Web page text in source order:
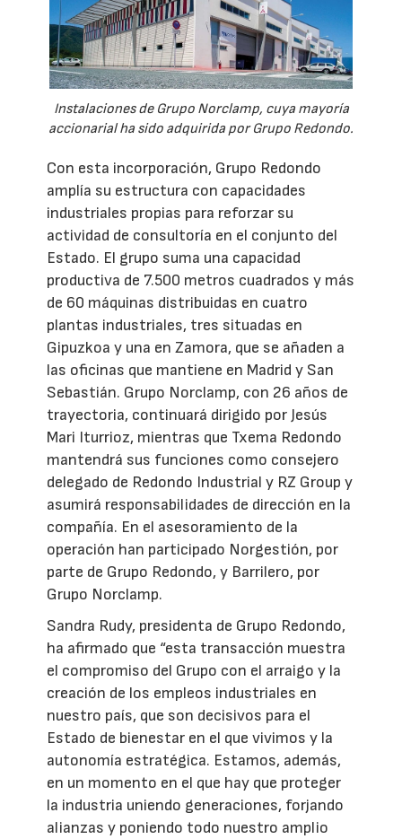
Instalaciones de Grupo Norclamp, cuya mayoría
accionarial ha sido adquirida por Grupo Redondo.
Con esta incorporación, Grupo Redondo
amplía su estructura con capacidades
industriales propias para reforzar su
actividad de consultoría en el conjunto del
Estado. El grupo suma una capacidad
productiva de 7.500 metros cuadrados y más
de 60 máquinas distribuidas en cuatro
plantas industriales, tres situadas en
Gipuzkoa y una en Zamora, que se añaden a
las oficinas que mantiene en Madrid y San
Sebastián. Grupo Norclamp, con 26 años de
trayectoria, continuará dirigido por Jesús
Mari Iturrioz, mientras que Txema Redondo
mantendrá sus funciones como consejero
delegado de Redondo Industrial y RZ Group y
asumirá responsabilidades de dirección en la
compañía. En el asesoramiento de la
operación han participado Norgestión, por
parte de Grupo Redondo, y Barrilero, por
Grupo Norclamp.
Sandra Rudy, presidenta de Grupo Redondo,
ha afirmado que “esta transacción muestra
el compromiso del Grupo con el arraigo y la
creación de los empleos industriales en
nuestro país, que son decisivos para el
Estado de bienestar en el que vivimos y la
autonomía estratégica. Estamos, además,
en un momento en el que hay que proteger
la industria uniendo generaciones, forjando
alianzas y poniendo todo nuestro amplio